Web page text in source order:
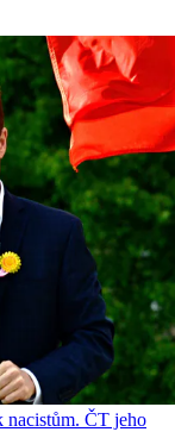
nacistům. ČT jeho